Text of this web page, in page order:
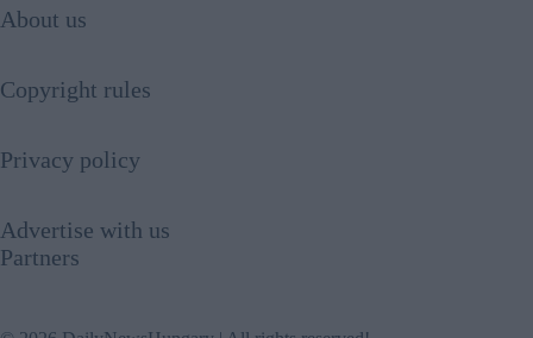
About us
Copyright rules
Privacy policy
Advertise with us
Partners